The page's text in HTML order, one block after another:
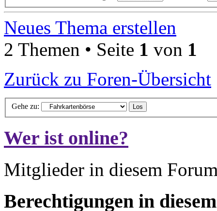
Neues Thema erstellen
2 Themen • Seite 1 von 1
Zurück zu Foren-Übersicht
Gehe zu:
Wer ist online?
Mitglieder in diesem
Berechtigungen in